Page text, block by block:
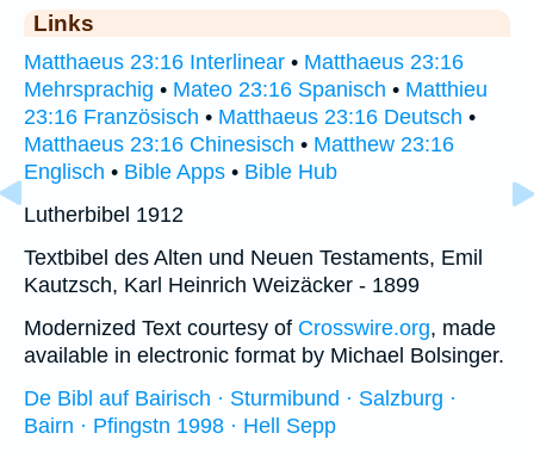
Links
Matthaeus 23:16 Interlinear • Matthaeus 23:16
Mehrsprachig • Mateo 23:16 Spanisch • Matthieu
23:16 Französisch • Matthaeus 23:16 Deutsch •
Matthaeus 23:16 Chinesisch • Matthew 23:16
Englisch • Bible Apps • Bible Hub
Lutherbibel 1912
Textbibel des Alten und Neuen Testaments, Emil
Kautzsch, Karl Heinrich Weizäcker - 1899
Modernized Text courtesy of Crosswire.org, made
available in electronic format by Michael Bolsinger.
De Bibl auf Bairisch · Sturmibund · Salzburg ·
Bairn · Pfingstn 1998 · Hell Sepp